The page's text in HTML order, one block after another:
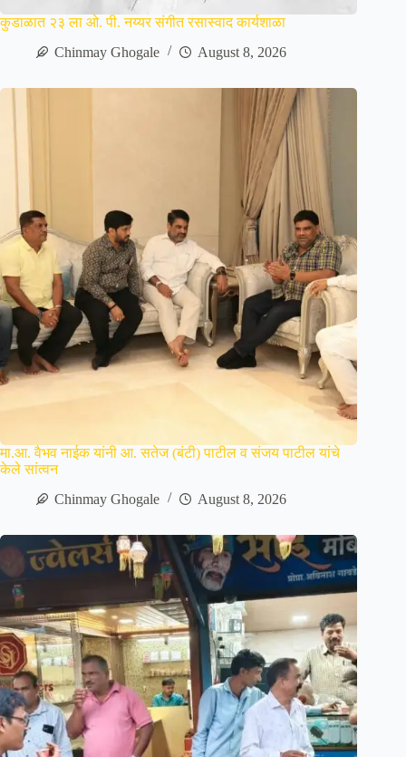
कुडाळात २३ ला ओ. पी. नय्यर संगीत रसास्वाद कार्यशाळा
Chinmay Ghogale
August 8, 2026
मा.आ. वैभव नाईक यांनी आ. सतेज (बंटी) पाटील व संजय पाटील यांचे
केले सांत्वन
Chinmay Ghogale
August 8, 2026